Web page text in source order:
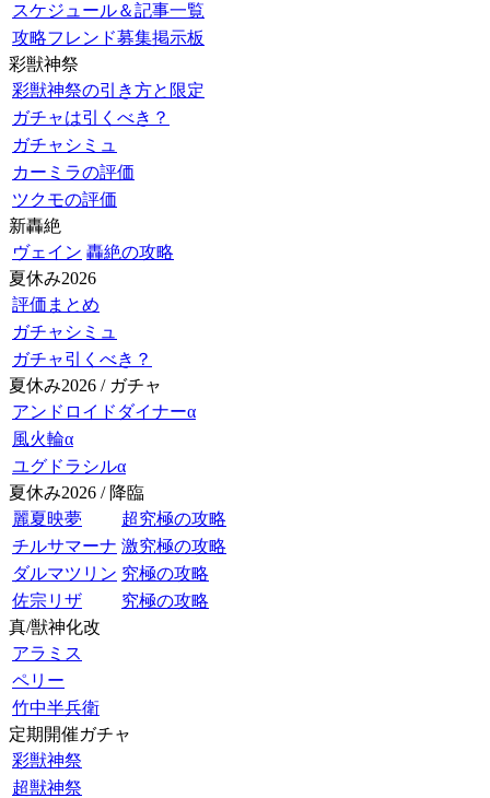
スケジュール＆記事一覧
攻略フレンド募集掲示板
彩獣神祭
彩獣神祭の引き方と限定
ガチャは引くべき？
ガチャシミュ
カーミラの評価
ツクモの評価
新轟絶
ヴェイン 轟絶の攻略
夏休み2026
評価まとめ
ガチャシミュ
ガチャ引くべき？
夏休み2026 / ガチャ
アンドロイドダイナーα
風火輪α
ユグドラシルα
夏休み2026 / 降臨
麗夏映夢
超究極の攻略
チルサマーナ 激究極の攻略
ダルマツリン 究極の攻略
佐宗リザ
究極の攻略
真/獣神化改
アラミス
ペリー
竹中半兵衛
定期開催ガチャ
彩獣神祭
超獣神祭